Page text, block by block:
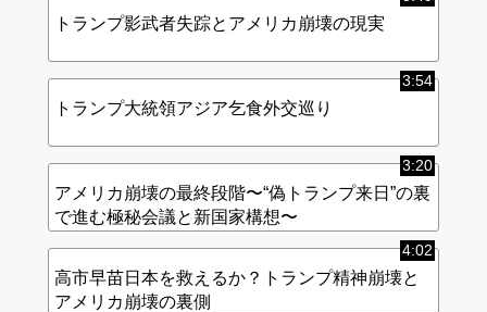
トランプ影武者失踪とアメリカ崩壊の現実
3:54
トランプ大統領アジア乞食外交巡り
3:20
アメリカ崩壊の最終段階〜“偽トランプ来日”の裏
で進む極秘会議と新国家構想〜
4:02
高市早苗日本を救えるか？トランプ精神崩壊と
アメリカ崩壊の裏側